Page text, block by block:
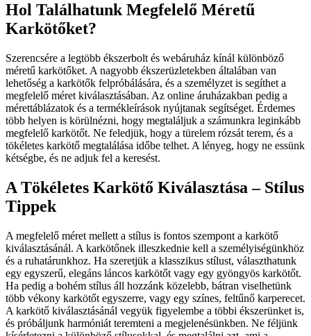
Hol Találhatunk Megfelelő Méretű
Karkötőket?
Szerencsére a legtöbb ékszerbolt és webáruház kínál különböző
méretű karkötőket. A nagyobb ékszerüzletekben általában van
lehetőség a karkötők felpróbálására, és a személyzet is segíthet a
megfelelő méret kiválasztásában. Az online áruházakban pedig a
mérettáblázatok és a termékleírások nyújtanak segítséget. Érdemes
több helyen is körülnézni, hogy megtaláljuk a számunkra leginkább
megfelelő karkötőt. Ne feledjük, hogy a türelem rózsát terem, és a
tökéletes karkötő megtalálása időbe telhet. A lényeg, hogy ne essünk
kétségbe, és ne adjuk fel a keresést.
A Tökéletes Karkötő Kiválasztása – Stílus
Tippek
A megfelelő méret mellett a stílus is fontos szempont a karkötő
kiválasztásánál. A karkötőnek illeszkednie kell a személyiségünkhöz
és a ruhatárunkhoz. Ha szeretjük a klasszikus stílust, választhatunk
egy egyszerű, elegáns láncos karkötőt vagy egy gyöngyös karkötőt.
Ha pedig a bohém stílus áll hozzánk közelebb, bátran viselhetünk
több vékony karkötőt egyszerre, vagy egy színes, feltűnő karperecet.
A karkötő kiválasztásánál vegyük figyelembe a többi ékszerünket is,
és próbáljunk harmóniát teremteni a megjelenésünkben. Ne féljünk